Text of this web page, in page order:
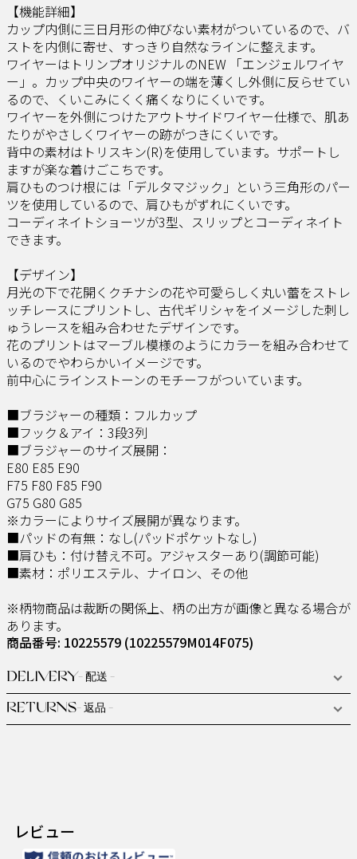
【機能詳細】​
カップ内側に三日月形の伸びない素材がついているので、バ
ストを内側に寄せ、すっきり自然なラインに整えます。​​
ワイヤーはトリンプオリジナルのNEW 「エンジェルワイヤ
ー」。カップ中央のワイヤーの端を薄くし外側に反らせてい
るので、くいこみにくく痛くなりにくいです。​​
ワイヤーを外側につけたアウトサイドワイヤー仕様で、肌あ
たりがやさしくワイヤーの跡がつきにくいです。​​
背中の素材はトリスキン(R)を使用しています。サポートし
ますが楽な着けごこちです。​​
肩ひものつけ根には「デルタマジック」という三角形のパー
ツを使用しているので、肩ひもがずれにくいです。​​
コーディネイトショーツが3型、スリップとコーディネイト
できます。​
【デザイン】​
月光の下で花開くクチナシの花や可愛らしく丸い蕾をストレ
ッチレースにプリントし、古代ギリシャをイメージした刺し
ゅうレースを組み合わせたデザインです。​​
花のプリントはマーブル模様のようにカラーを組み合わせて
いるのでやわらかいイメージです。​​
前中心にラインストーンのモチーフがついています。
■ブラジャーの種類：フルカップ
■フック＆アイ：3段3列
■ブラジャーのサイズ展開：
E80 E85 E90
F75 F80 F85 F90
G75 G80 G85
※カラーによりサイズ展開が異なります。
■パッドの有無：なし(パッドポケットなし)
■肩ひも：付け替え不可。アジャスターあり(調節可能)
■素材：ポリエステル、ナイロン、その他
※柄物商品は裁断の関係上、柄の出方が画像と異なる場合が
あります。
商品番号: 10225579 (10225579M014F075)
DELIVERY- 配送 -
RETURNS- 返品 -